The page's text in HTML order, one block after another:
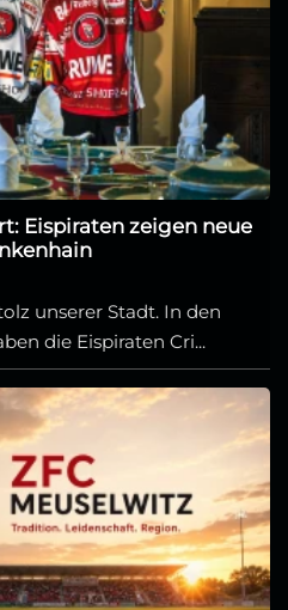
Eispiraten zeigen neue
unserer Stadt. In den
die Eispiraten Cri...